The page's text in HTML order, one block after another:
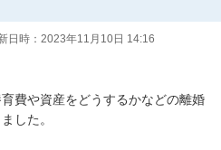
日時： 2023年11月10日 14:16
費や資産をどうするかなどの離婚
した。